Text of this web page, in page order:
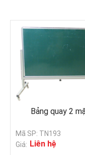
Bảng quay 2 mặt
Mã SP: TN193
Giá: Liên hệ